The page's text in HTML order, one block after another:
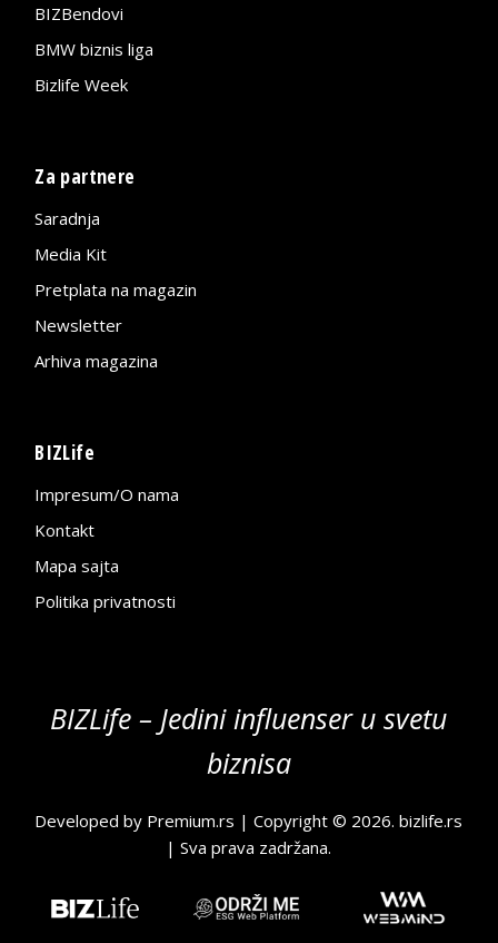
BIZBendovi
BMW biznis liga
Bizlife Week
Za partnere
Saradnja
Media Kit
Pretplata na magazin
Newsletter
Arhiva magazina
BIZLife
Impresum/O nama
Kontakt
Mapa sajta
Politika privatnosti
BIZLife – Jedini influenser u svetu
biznisa
Developed by Premium.rs | Copyright © 2026.bizlife.rs
| Sva prava zadržana.